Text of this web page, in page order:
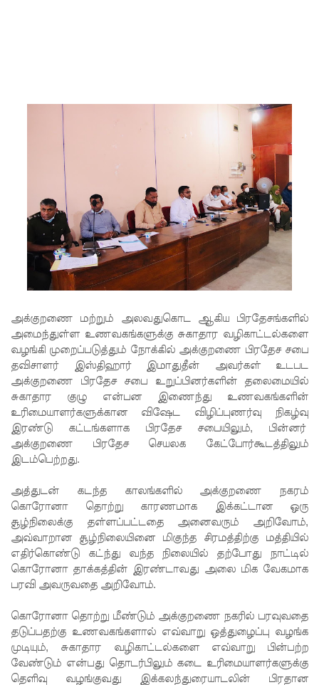
திருத்தத்தி
எதிராக
நடவடிக்
மக்கள்
சக்தி
ஆலோச
னை
உயர்தரப்
பரீட்சார்த்
க இன்று
முதல்
விசேட
போக்குவ
சேவைக
ள்!
பொலிஸ்
அக்குறணை மற்றும் அலவதுகொட ஆகிய பிரதேசங்களில்
அமைந்துள்ள உணவகங்களுக்கு சுகாதார வழிகாட்டல்களை
வழங்கி முறைப்படுத்தும் நோக்கில் அக்குறணை பிரதேச சபை
தவிசாளர் இஸ்திஹார் இமாதுதீன் அவர்கள் உடபட
அக்குறணை பிரதேச சபை உறுப்பினர்களின் தலைமையில்
சுகாதார குழு என்பன இணைந்து உணவகங்களின்
உரிமையாளர்களுக்கான விஷேட விழிப்புணர்வு நிகழ்வு
இரண்டு கட்டங்களாக பிரதேச சபையிலும், பின்னர்
அக்குறணை பிரதேச செயலக கேட்போர்கூடத்திலும்
இடம்பெற்றது.
அத்துடன் கடந்த காலங்களில் அக்குறணை நகரம்
கொரோனா தொற்று காரணமாக இக்கட்டான ஒரு
சூழ்நிலைக்கு தள்ளப்பட்டதை அனைவரும் அறிவோம்,
அவ்வாறான சூழ்நிலையினை மிகுந்த சிரமத்திற்கு மத்தியில்
எதிர்கொண்டு கட்ந்து வந்த நிலையில் தற்போது நாட்டில்
கொரோனா தாக்கத்தின் இரண்டாவது அலை மிக வேகமாக
பரவி அவருவதை அறிவோம்.
கொரோனா தொற்று மீண்டும் அக்குறணை நகரில் பரவுவதை
தடுப்பதற்கு உணவகங்களால் எவ்வாறு ஒத்துழைப்பு வழங்க
முடியும், சுகாதார வழிகாட்டல்களை எவ்வாறு பின்பற்ற
வேண்டும் என்பது தொடர்பிலும் கடை உரிமையாளர்களுக்கு
தெளிவு வழங்குவது இக்கலந்துரையாடலின் பிரதான